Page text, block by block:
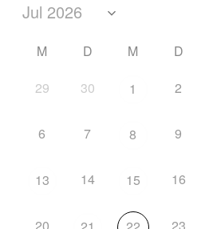
M D M D
29 30 1 2
6 7 8 9
13 14 15 16
20 23